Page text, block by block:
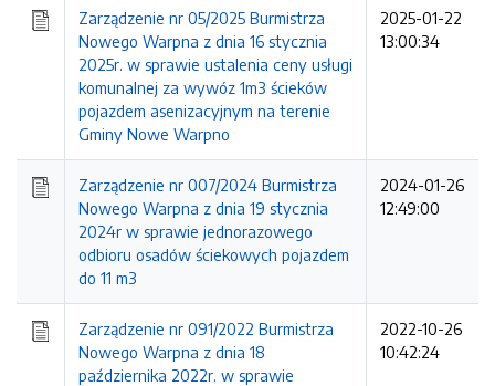
Zarządzenie nr 05/2025 Burmistrza
Nowego Warpna z dnia 16 stycznia
2025r. w sprawie ustalenia ceny usługi
komunalnej za wywóz 1m3 ścieków
pojazdem asenizacyjnym na terenie
Gminy Nowe Warpno
2025-01-22
13:00:34
Zarządzenie nr 007/2024 Burmistrza
Nowego Warpna z dnia 19 stycznia
2024r w sprawie jednorazowego
odbioru osadów ściekowych pojazdem
do 11 m3
2024-01-26
12:49:00
Zarządzenie nr 091/2022 Burmistrza
Nowego Warpna z dnia 18
października 2022r. w sprawie
2022-10-26
10:42:24